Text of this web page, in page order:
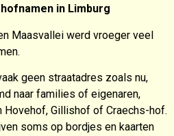
in Limburg
Maasvallei werd vroeger veel
geen straatadres zoals nu,
naar families of eigenaren,
Hovehof, Gillishof of Craechs-hof.
soms op bordjes en kaarten